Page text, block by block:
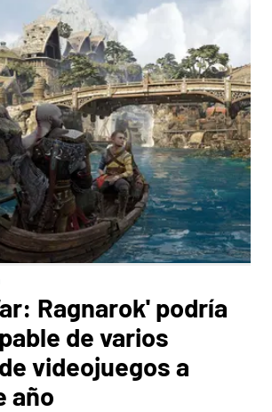
Ragnarok' podría
de varios
videojuegos a
año